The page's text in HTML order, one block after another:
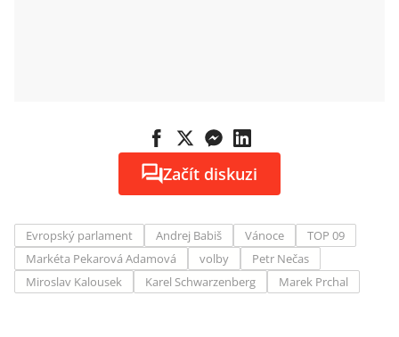
Začít diskuzi
Evropský parlament Andrej Babiš Vánoce
TOP 09
Markéta Pekarová Adamová
volby
Petr Nečas
Miroslav Kalousek
Karel Schwarzenberg Marek Prchal